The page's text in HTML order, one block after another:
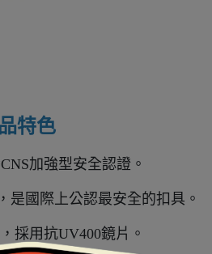
特色
加強型安全認證。
是國際上公認最安全的扣具。
採用抗UV400鏡片。